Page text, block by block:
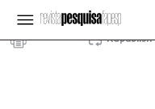
Republish